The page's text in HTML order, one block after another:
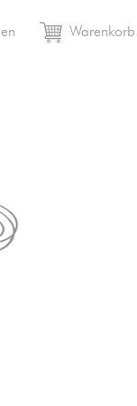
shopping_cart Warenkorb